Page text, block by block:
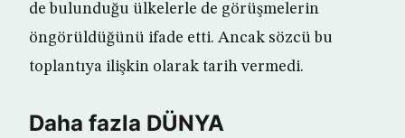
de bulunduğu ülkelerle de görüşmelerin
öngörüldüğünü ifade etti. Ancak sözcü bu
toplantıya ilişkin olarak tarih vermedi.
Daha fazla DÜNYA